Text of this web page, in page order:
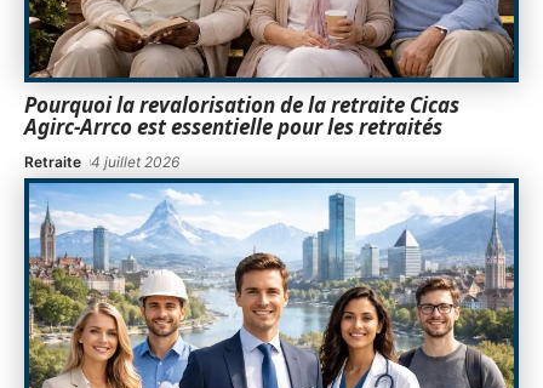
Pourquoi la revalorisation de la retraite Cicas
Agirc-Arrco est essentielle pour les retraités
Retraite 4 juillet 2026